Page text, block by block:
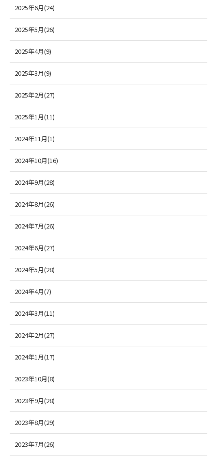
2025年6月(24)
2025年5月(26)
2025年4月(9)
2025年3月(9)
2025年2月(27)
2025年1月(11)
2024年11月(1)
2024年10月(16)
2024年9月(28)
2024年8月(26)
2024年7月(26)
2024年6月(27)
2024年5月(28)
2024年4月(7)
2024年3月(11)
2024年2月(27)
2024年1月(17)
2023年10月(8)
2023年9月(28)
2023年8月(29)
2023年7月(26)